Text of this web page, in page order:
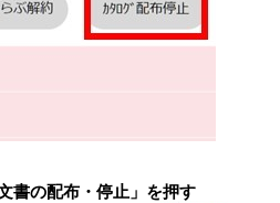
書の配布・停止」を押す